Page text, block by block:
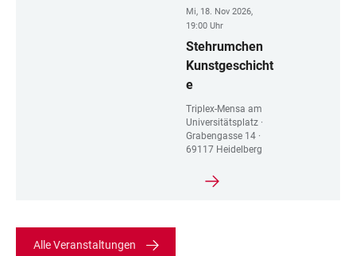
Mi, 18. Nov 2026,
19:00 Uhr
Stehrumchen
Kunstgeschicht
e
Triplex-Mensa am
Universitätsplatz ·
Grabengasse 14 ·
69117 Heidelberg
Alle Veranstaltungen